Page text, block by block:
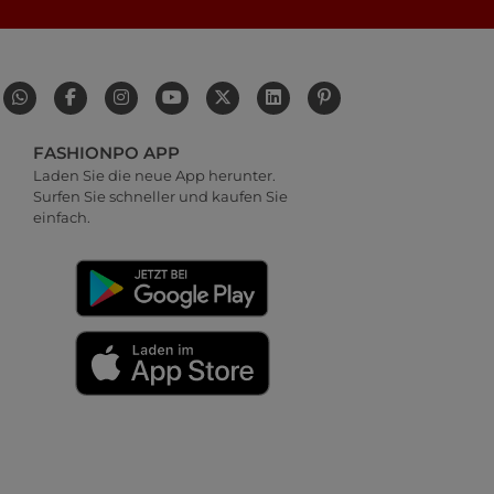
FASHIONPO APP
Laden Sie die neue App herunter.
Surfen Sie schneller und kaufen Sie
einfach.